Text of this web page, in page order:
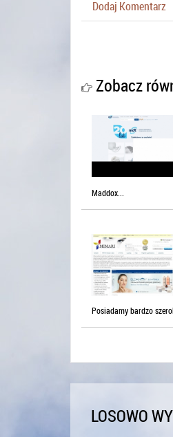
Dodaj Komentarz
Zobacz
Maddox...
Posiadamy bardzo
LOSOWO